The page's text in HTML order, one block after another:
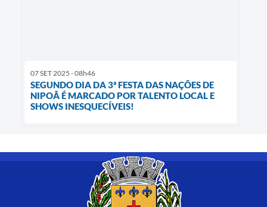
07 SET 2025 - 08h46
SEGUNDO DIA DA 3ª FESTA DAS NAÇÕES DE
NIPOÃ É MARCADO POR TALENTO LOCAL E
SHOWS INESQUECÍVEIS!